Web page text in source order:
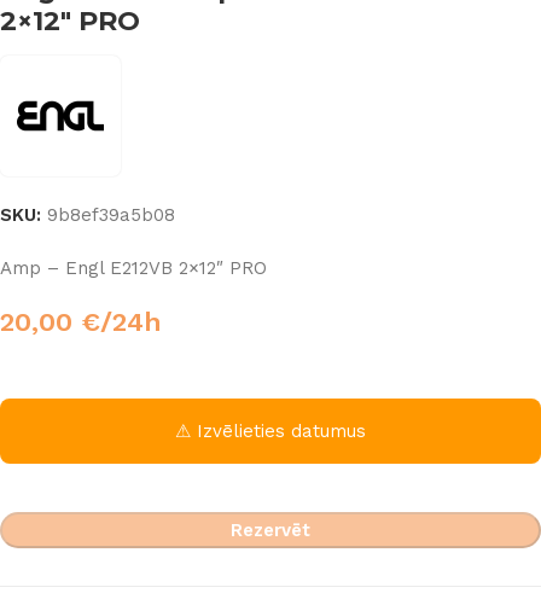
2×12″ PRO
SKU: 9b8ef39a5b08
Amp – Engl E212VB 2×12″ PRO
20,00 €/24h
⚠ Izvēlieties datumus
Rezervēt